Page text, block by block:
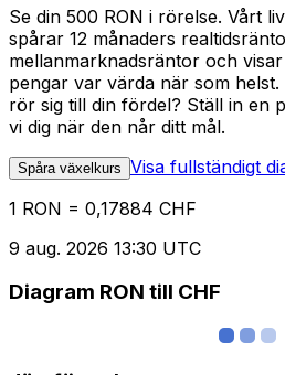
Se din 500 RON i rörelse. Vårt
spårar 12 månaders
mellanmarknadsräntor och
pengar var värda när som
rör sig till din fördel? Ställ in en
vi dig när den når ditt mål.
Spåra växelkurs Visa fullständigt
1 RON = 0,17884 CHF
9 aug. 2026 13:30 UTC
Diagram RON till CHF